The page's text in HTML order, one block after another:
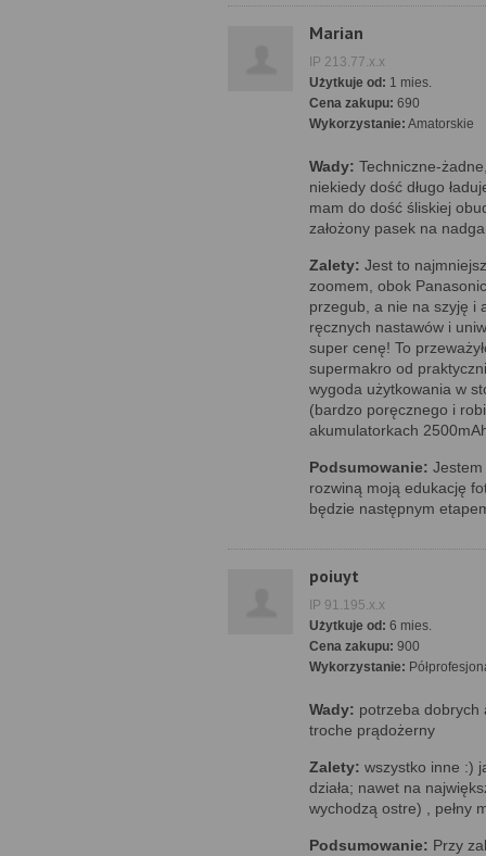
Marian
IP 213.77.x.x
Użytkuje od: 1 mies.
Cena zakupu: 690
Wykorzystanie: Amatorskie
Wady: Techniczne-
niekiedy dość długo
mam do dość śliskiej
założony pasek na
Zalety: Jest to
zoomem, obok
przegub, a nie na szyję i
ręcznych nastawów i
super cenę! To
supermakro od
wygoda użytkowania w
(bardzo poręcznego i
akumulatorkach
Podsumowanie:
rozwiną moją edukację
będzie następnym
poiuyt
IP 91.195.x.x
Użytkuje od: 6 mies.
Cena zakupu: 900
Wykorzystanie:
Wady: potrzeba dobrych
troche prądożerny
Zalety: wszystko inne :)
działa; nawet na
wychodzą ostre) , pełny
Podsumowanie: Przy